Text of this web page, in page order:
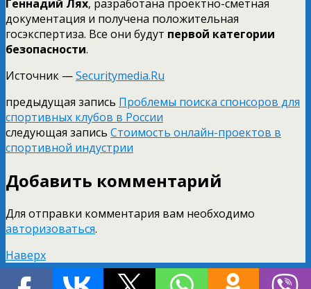
Геннадий Лях, разработана проектно-сметная
документация и получена положительная
госэкспертиза. Все они будут первой категории
безопасности.
Источник —Securitymedia.Ru
предыдущая запись Проблемы поиска спонсоров для
спортивных клубов в России
следующая запись Стоимость онлайн-проектов в
спортивной индустрии
Добавить комментарий
Для отправки комментария вам необходимо
авторизоваться.
Наверх